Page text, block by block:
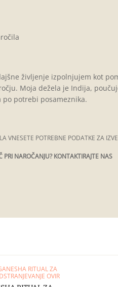
življenje izpolnjujem kot
Moja dežela je Indija,
potrebi posameznika.
VNESETE POTREBNE PODATKE ZA
NAROČANJU? KONTAKTIRAJTE NAS